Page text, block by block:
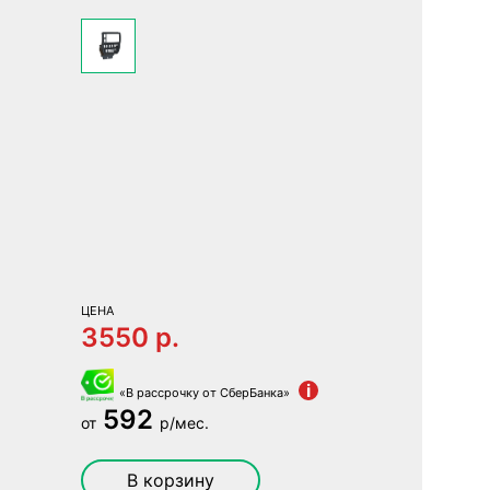
ЦЕНА
3550 p.
«В рассрочку от СберБанка» i
от 592 р/мес.
В корзину